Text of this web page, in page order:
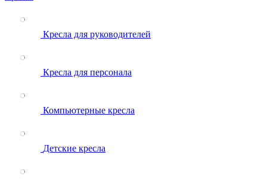
Кресла для руководителей
Кресла для персонала
Компьютерные кресла
Детские кресла